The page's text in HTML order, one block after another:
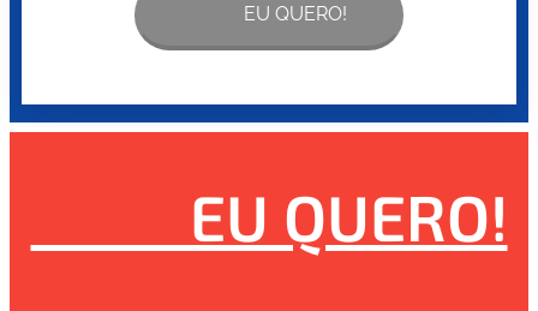
🙋‍♀️🙋‍♂️ EU QUERO!
🙋‍♂️🙋‍♀️EU QUERO!